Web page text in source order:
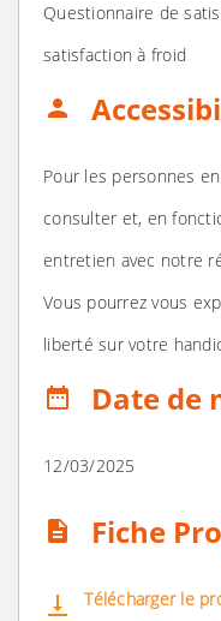
Questionnaire de
satisfaction à froid
person
Pour les personnes
consulter et, en
entretien avec notre
Vous pourrez vous
liberté sur votre
date_range Date de
12/03/2025
description Fiche
vertical_align_bottom Télécharger le